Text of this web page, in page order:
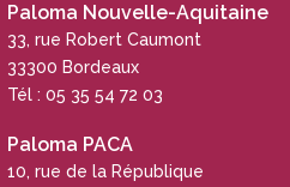
Paloma Nouvelle-Aquitaine
33, rue Robert Caumont
33300 Bordeaux
Tél : 05 35 54 72 03
Paloma PACA
10, rue de la République